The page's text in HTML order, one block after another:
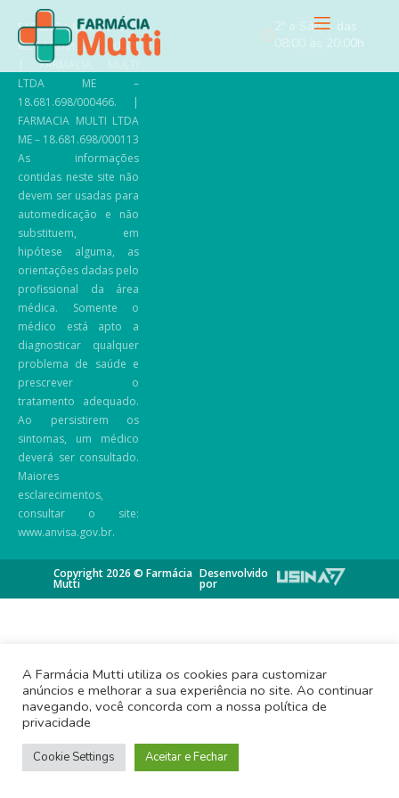
FARMACIA MULTI LTDA ­
ME – 18.681.698/0002­02
| FARMACIA MULTI
LTDA ME –
18.681.698/000466. |
FARMACIA MULTI LTDA
ME – 18.681.698/000113
As informações
contidas neste site não
devem ser usadas para
automedicação e não
substituem, em
hipótese alguma, as
orientações dadas pelo
profissional da área
médica. Somente o
médico está apto a
diagnosticar qualquer
problema de saúde e
prescrever o
tratamento adequado.
Ao persistirem os
sintomas, um médico
deverá ser consultado.
Maiores
esclarecimentos,
consultar o site:
www.anvisa.gov.br.
2ª a Sáb. - das
08:00 às 20:00h
Copyright 2026 © Farmácia
Mutti
Desenvolvido
por
A Farmácia Mutti utiliza os cookies para customizar
anúncios e melhorar a sua experiência no site. Ao continuar
navegando, você concorda com a nossa política de
privacidade
Cookie Settings Aceitar e Fechar